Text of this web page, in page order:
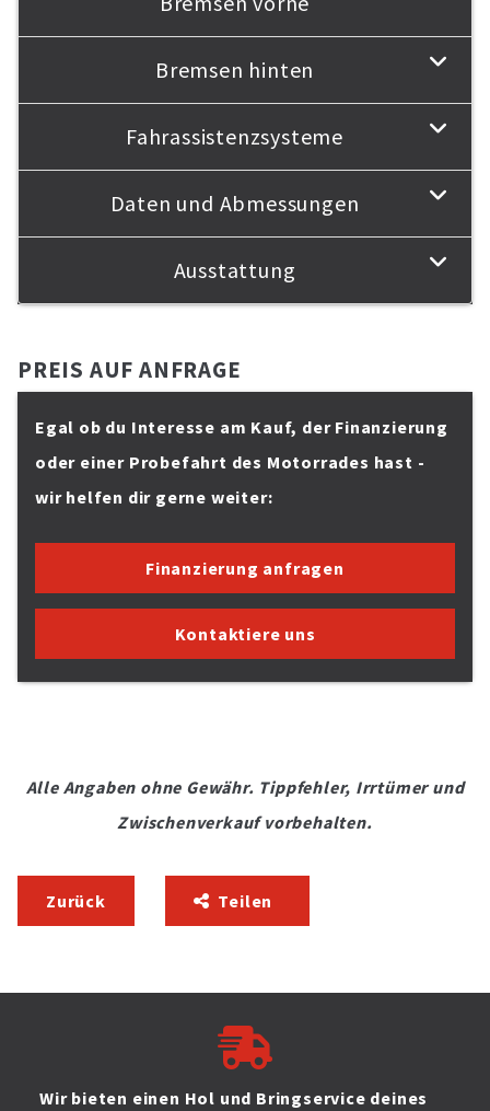
Bremsen hinten
Fahrassistenzsysteme
Daten und Abmessungen
Ausstattung
PREIS AUF ANFRAGE
Egal ob du Interesse am Kauf, der Finanzierung
oder einer Probefahrt des Motorrades hast -
wir helfen dir gerne weiter:
Finanzierung anfragen
Kontaktiere uns
Alle Angaben ohne Gewähr. Tippfehler, Irrtümer und
Zwischenverkauf vorbehalten.
Zurück Teilen
Wir bieten einen Hol und Bringservice deines